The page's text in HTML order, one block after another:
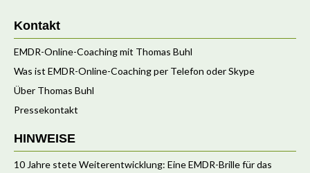
Kontakt
EMDR-Online-Coaching mit Thomas Buhl
Was ist EMDR-Online-Coaching per Telefon oder Skype
Über Thomas Buhl
Pressekontakt
HINWEISE
10 Jahre stete Weiterentwicklung: Eine EMDR-Brille für das